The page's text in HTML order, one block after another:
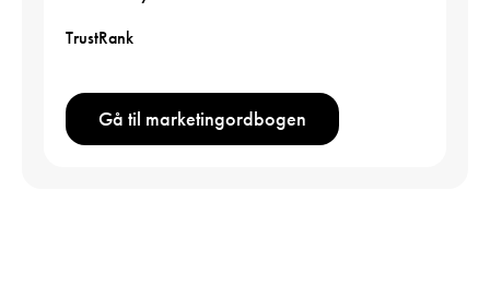
TrustRank
Gå til marketingordbogen